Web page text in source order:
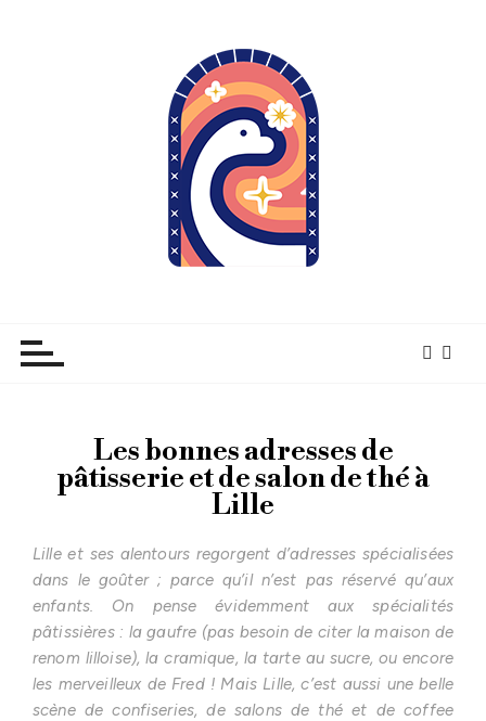
Les bonnes adresses de
pâtisserie et de salon de thé à
Lille
Lille et ses alentours regorgent d’adresses spécialisées
dans le goûter ; parce qu’il n’est pas réservé qu’aux
enfants. On pense évidemment aux spécialités
pâtissières : la gaufre (pas besoin de citer la maison de
renom lilloise), la cramique, la tarte au sucre, ou encore
les merveilleux de Fred ! Mais Lille, c’est aussi une belle
scène de confiseries, de salons de thé et de coffee